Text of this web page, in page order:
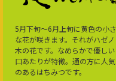
5月下旬～6月上旬に黄色の小さ
な花が咲きます。それがハゼノ
木の花です。なめらかで優しい
口あたりが特徴。通の方に人気
のあるはちみつです。